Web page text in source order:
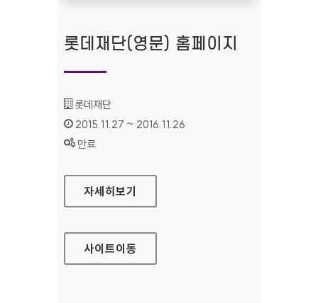
롯데재단(영문) 홈페이지
기관명 :
롯데재단
인증기간 :
2015.11.27 ~ 2016.11.26
상태 :
만료
롯데재단(영문) 홈페이지
자세히보기
사이트이동